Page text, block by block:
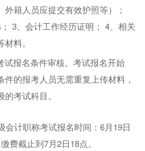
籍人员应提交有效护照等）；
3、会计工作经历证明； 4、相关
料。
试报名条件审核。考试报名开始
件的报考人员无需重复上传材料，
考试科目。
会计职称考试报名时间：6月19日
费截止到7月2日18点。